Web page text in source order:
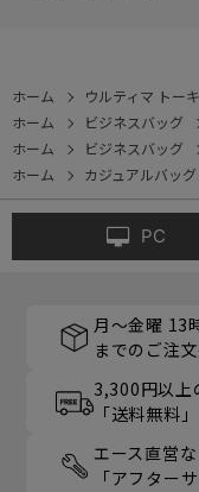
ホーム ウルティマ トー
ホーム
ビジネスバッグ
ホーム
ビジネスバッグ
ホーム
カジュアルバッグ
PC
月～金曜 13
までのご注
3,300円以上
「送料無料」
エース直営
「アフター